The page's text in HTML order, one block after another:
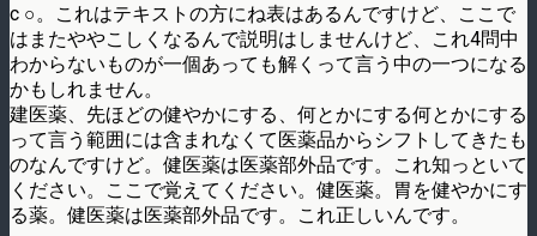
c ○。これはテキストの方にね表はあるんですけど、ここで
はまたややこしくなるんで説明はしませんけど、これ4問中
わからないものが一個あっても解くって言う中の一つになる
かもしれません。
建医薬、先ほどの健やかにする、何とかにする何とかにする
って言う範囲には含まれなくて医薬品からシフトしてきたも
のなんですけど。健医薬は医薬部外品です。これ知っといて
ください。ここで覚えてください。健医薬。胃を健やかにす
る薬。健医薬は医薬部外品です。これ正しいんです。